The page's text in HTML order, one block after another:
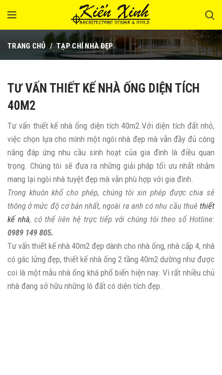
TRANG CHỦ TẠP CHÍ NHÀ ĐẸP
TƯ VẤN THIẾT KẾ NHÀ ỐNG DIỆN TÍCH
40M2
Tư vấn thiết kế nhà ống diện tích 40m2.Với diện tích đất nhỏ,
việc chọn lựa cho mình một ngôi nhà đẹp mà vẫn đầy đủ công
năng đáp ứng nhu cầu sinh hoạt của gia đình là điều quan
trọng. Chúng tôi sẽ đưa ra những giải pháp tối ưu nhất nhằm
mang lại ngôi nhà tuyệt đẹp mà vẫn phù hợp với gia đình.
Trong khuôn khổ cho phép, chúng tôi xin phép được chia sẻ
thông ở mức độ cơ bản nhất, ngoài ra anh có nhu cầu thuê thiết
kế nhà, có thể liên hệ trực tiếp với chúng tôi theo số Hotline:
0989 149 805.
Tư vấn thiết kế nhà 40m2 đẹp dành cho nhà ống, nhà cấp 4, nhà
có gác lửng đẹp, thiết kế nhà ống 2 tầng 40m2 dường như được
coi là một mẫu nhà ống khá phổ biến hiện nay. Vì rất nhiều chủ
nhà đang sở hữu những lô đất có diện tích đẹp.